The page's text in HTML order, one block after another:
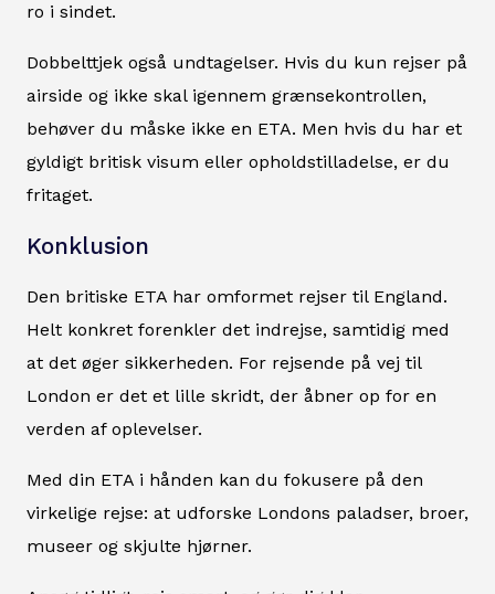
ro i sindet.
Dobbelttjek også undtagelser. Hvis du kun rejser på
airside og ikke skal igennem grænsekontrollen,
behøver du måske ikke en ETA. Men hvis du har et
gyldigt britisk visum eller opholdstilladelse, er du
fritaget.
Konklusion
Den britiske ETA har omformet rejser til England.
Helt konkret forenkler det indrejse, samtidig med
at det øger sikkerheden. For rejsende på vej til
London er det et lille skridt, der åbner op for en
verden af oplevelser.
Med din ETA i hånden kan du fokusere på den
virkelige rejse: at udforske Londons paladser, broer,
museer og skjulte hjørner.